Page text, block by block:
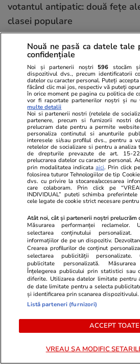
votantul antipatic: două fețe
clasei populare
Tăcerea mieilor
Regimul Dan + Bolojan +
pentru România decât regimul
Iohannis + Ciolacu + Ciucă?
Fatalismul mioritic e o etapă
sau un blestem? Câteva note
despre presupusa psihologie a
poporului român
Nouă ne pasă ca datele tale
confidențiale
Noi și partenerii noștri 596 stocăm
dispozitivul dvs., precum identificatorii
datelor cu caracter personal. Puteți
făcând clic mai jos, respectiv vă puteți
în orice moment pe pagina cu politica de
vor fi raportate partenerilor noștri și nu
multe detalii
Noi si partenerii nostri (retelele de
partenere, precum si furnizorii nostri
prelucram date pentru a permite
personaliza continutul si anunturile
interesele si/sau profilul dvs., pentru a
retelelor de socializare si pentru a
de drepturile prevazute de art. 15-
prelucrarea datelor cu caracter personal.
prin modalitatea indicataaici. Prin click
folosirea tuturor Tehnologiilor de tip
dvs. cu privire la stocarea/accesarea
care colaboram. Prin click pe
INDIVIDUAL” puteti schimba
cele legate de cookie strict necesare
Atât noi, cât și partenerii noștri prelucrăm
Măsurarea performanței reclamelor.
selectarea conținutului personalizat.
informațiilor de pe un dispozitiv.
Crearea profilurilor de conținut
selectarea publicității personalizate.
publicitate personalizată.
Înțelegerea publicului prin statistici sau
diferite. Utilizarea datelor limitate pentru
de date limitate pentru a selecta
și identificarea prin scanarea dispozitivului.
Listă parteneri (furnizori)
ACCEPT TOATE
VREAU SA MODIFIC